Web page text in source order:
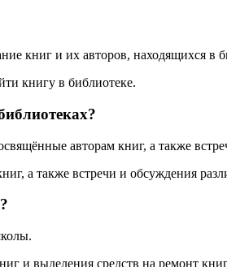
книг и их авторов, находящихся в
книгу в библиотеке.
авторам книг, а также
а также встречи и обсуждения
и выделения средств на ремонт